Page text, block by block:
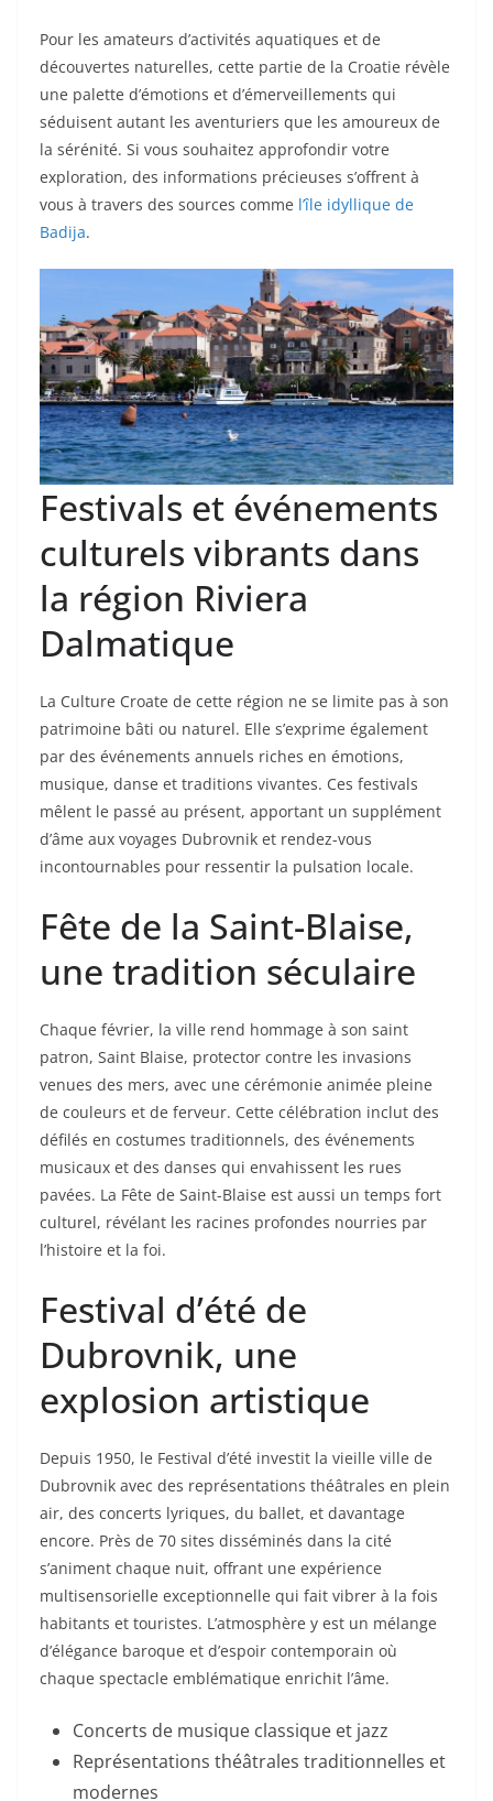
Pour les amateurs d’activités aquatiques et de
découvertes naturelles, cette partie de la Croatie révèle
une palette d’émotions et d’émerveillements qui
séduisent autant les aventuriers que les amoureux de
la sérénité. Si vous souhaitez approfondir votre
exploration, des informations précieuses s’offrent à
vous à travers des sources comme l’île idyllique de
Badija.
Festivals et événements
culturels vibrants dans
la région Riviera
Dalmatique
La Culture Croate de cette région ne se limite pas à son
patrimoine bâti ou naturel. Elle s’exprime également
par des événements annuels riches en émotions,
musique, danse et traditions vivantes. Ces festivals
mêlent le passé au présent, apportant un supplément
d’âme aux voyages Dubrovnik et rendez-vous
incontournables pour ressentir la pulsation locale.
Fête de la Saint-Blaise,
une tradition séculaire
Chaque février, la ville rend hommage à son saint
patron, Saint Blaise, protector contre les invasions
venues des mers, avec une cérémonie animée pleine
de couleurs et de ferveur. Cette célébration inclut des
défilés en costumes traditionnels, des événements
musicaux et des danses qui envahissent les rues
pavées. La Fête de Saint-Blaise est aussi un temps fort
culturel, révélant les racines profondes nourries par
l’histoire et la foi.
Festival d’été de
Dubrovnik, une
explosion artistique
Depuis 1950, le Festival d’été investit la vieille ville de
Dubrovnik avec des représentations théâtrales en plein
air, des concerts lyriques, du ballet, et davantage
encore. Près de 70 sites disséminés dans la cité
s’animent chaque nuit, offrant une expérience
multisensorielle exceptionnelle qui fait vibrer à la fois
habitants et touristes. L’atmosphère y est un mélange
d’élégance baroque et d’espoir contemporain où
chaque spectacle emblématique enrichit l’âme.
Concerts de musique classique et jazz
Représentations théâtrales traditionnelles et
modernes